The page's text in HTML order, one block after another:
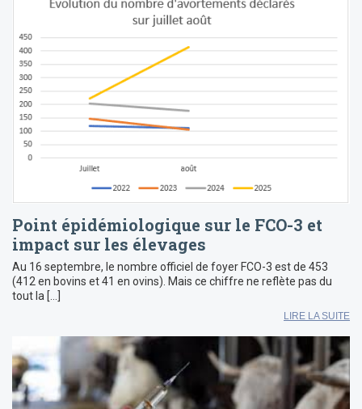
Point épidémiologique sur le FCO-3 et
impact sur les élevages
Au 16 septembre, le nombre officiel de foyer FCO-3 est de 453
(412 en bovins et 41 en ovins). Mais ce chiffre ne reflète pas du
tout la […]
LIRE LA SUITE